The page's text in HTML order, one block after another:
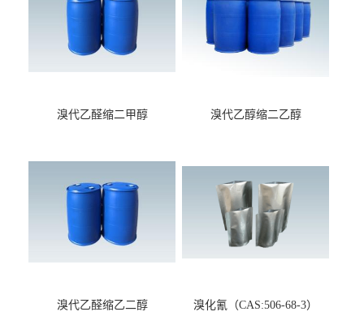
溴代乙醛缩二甲醇
溴代乙醇缩二乙醇
溴代乙醛缩乙二醇 溴化氰（CAS:506-68-3）